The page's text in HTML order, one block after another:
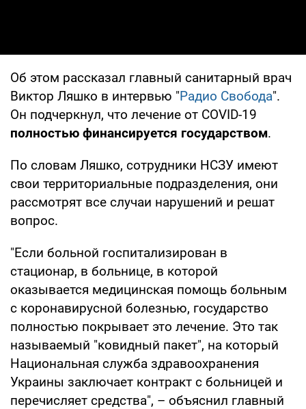
Об этом рассказал главный санитарный врач
Виктор Ляшко в интервью "Радио Свобода".
Он подчеркнул, что лечение от COVID-19
полностью финансируется государством.
По словам Ляшко, сотрудники НСЗУ имеют
свои территориальные подразделения, они
рассмотрят все случаи нарушений и решат
вопрос.
"Если больной госпитализирован в
стационар, в больнице, в которой
оказывается медицинская помощь больным
с коронавирусной болезнью, государство
полностью покрывает это лечение. Это так
называемый "ковидный пакет", на который
Национальная служба здравоохранения
Украины заключает контракт с больницей и
перечисляет средства", – объяснил главный